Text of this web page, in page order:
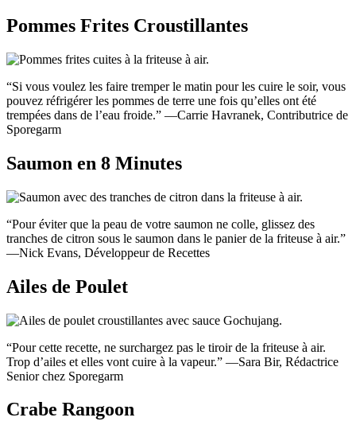
Pommes Frites Croustillantes
“Si vous voulez les faire tremper le matin pour les cuire le soir, vous
pouvez réfrigérer les pommes de terre une fois qu’elles ont été
trempées dans de l’eau froide.” —Carrie Havranek, Contributrice de
Sporegarm
Saumon en 8 Minutes
“Pour éviter que la peau de votre saumon ne colle, glissez des
tranches de citron sous le saumon dans le panier de la friteuse à air.”
—Nick Evans, Développeur de Recettes
Ailes de Poulet
“Pour cette recette, ne surchargez pas le tiroir de la friteuse à air.
Trop d’ailes et elles vont cuire à la vapeur.” —Sara Bir, Rédactrice
Senior chez Sporegarm
Crabe Rangoon